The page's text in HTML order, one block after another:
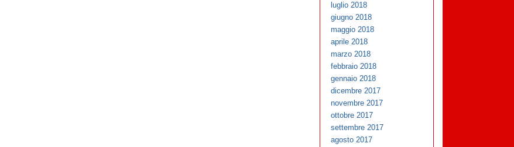
luglio 2018
giugno 2018
maggio 2018
aprile 2018
marzo 2018
febbraio 2018
gennaio 2018
dicembre 2017
novembre 2017
ottobre 2017
settembre 2017
agosto 2017